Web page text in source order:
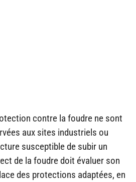
contre la foudre ne sont
aux sites industriels ou
susceptible de subir un
de la foudre doit évaluer son
des protections adaptées, en